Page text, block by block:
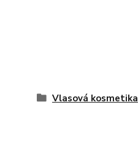
Vlasová kosmetika